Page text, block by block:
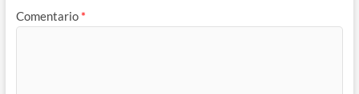
Comentario *